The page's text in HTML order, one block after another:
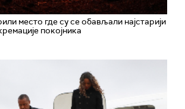
место где су се обављали најстарији
покојника